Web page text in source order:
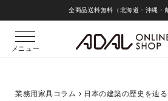
全商品送料無料（北海道・沖縄・
メニュー
業務用家具コラム 日本の建築の歴史を辿